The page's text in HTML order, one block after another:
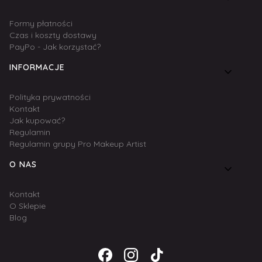
Formy płatności
Czas i koszty dostawy
PayPo - Jak korzystać?
INFORMACJE
Polityka prywatności
Kontakt
Jak kupować?
Regulamin
Regulamin grupy Pro Makeup Artist
O NAS
Kontakt
O Sklepie
Blog